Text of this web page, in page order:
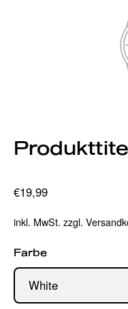
€19,99
inkl. MwSt. zzgl.
Farbe
White